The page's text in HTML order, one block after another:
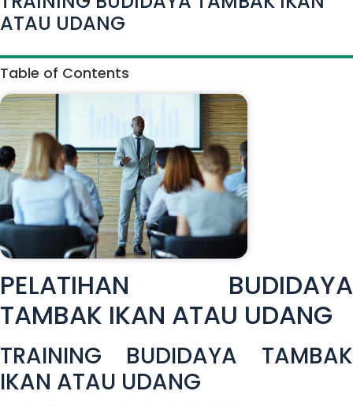
ATAU UDANG
Table of Contents
PELATIHAN BUDIDAYA
TAMBAK IKAN ATAU UDANG
TRAINING BUDIDAYA TAMBAK
IKAN ATAU UDANG